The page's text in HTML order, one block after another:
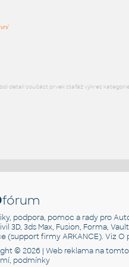
detail součást prvek stafáž výkres
fórum
podpora, pomoc a rady pro
3D, 3ds Max, Fusion, Forma,
(support firmy ARKANCE). VizO
© 2026 |Web reklama na
podmínky